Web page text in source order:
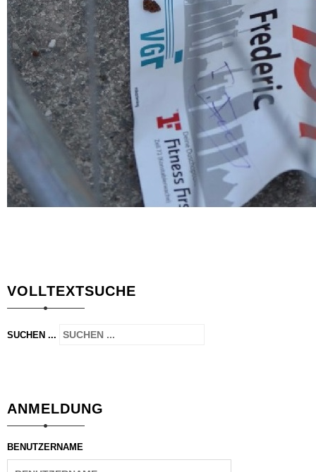
VOLLTEXTSUCHE
SUCHEN ...
ANMELDUNG
BENUTZERNAME